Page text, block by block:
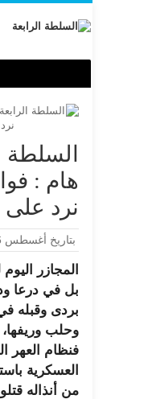
السلطة
هام :
نرد على
بتاريخ أغسطس 16, 2015
المجازر
بل في درعا
بردى وقبله
وحلب
فنظام العهر
العسكرية
من أنذاله